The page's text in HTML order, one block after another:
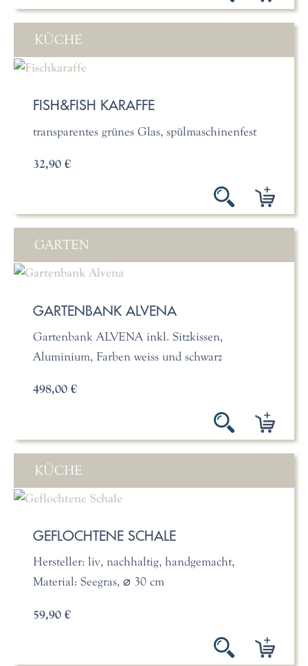
KÜCHE
FISH&FISH KARAFFE
transparentes grünes Glas, spülmaschinenfest
32,90 €
GARTEN
GARTENBANK ALVENA
Gartenbank ALVENA inkl. Sitzkissen,
Aluminium, Farben weiss und schwarz
498,00 €
KÜCHE
GEFLOCHTENE SCHALE
Hersteller: liv, nachhaltig, handgemacht,
Material: Seegras, ⌀ 30 cm
59,90 €